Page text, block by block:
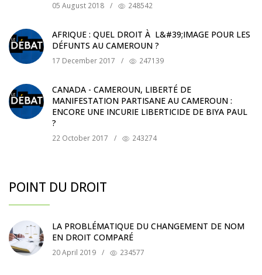
05 August 2018 / 248542
AFRIQUE : QUEL DROIT À L&#39;IMAGE POUR LES
DÉFUNTS AU CAMEROUN ?
17 December 2017 / 247139
CANADA - CAMEROUN, LIBERTÉ DE
MANIFESTATION PARTISANE AU CAMEROUN :
ENCORE UNE INCURIE LIBERTICIDE DE BIYA PAUL
?
22 October 2017 / 243274
POINT DU DROIT
LA PROBLÉMATIQUE DU CHANGEMENT DE NOM
EN DROIT COMPARÉ
20 April 2019 / 234577